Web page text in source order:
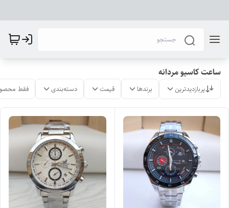
ساعت کاسیو مردانه
پربازدیدترین برندها قیمت دسته‌بندی فقط